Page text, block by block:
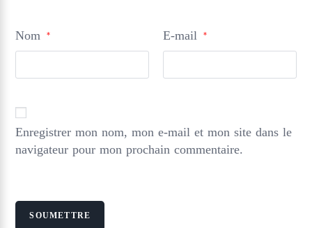
Nom * E-mail *
Enregistrer mon nom, mon e-mail et mon site dans le
navigateur pour mon prochain commentaire.